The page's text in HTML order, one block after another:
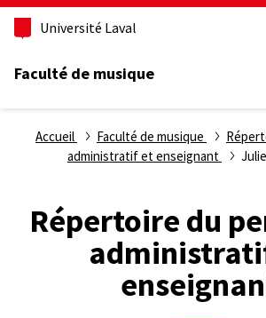
Aller
principal
Université Laval
Faculté de musique
Fil
d'Ariane
Accueil Faculté de musique
administratif et enseignant
Répertoire du